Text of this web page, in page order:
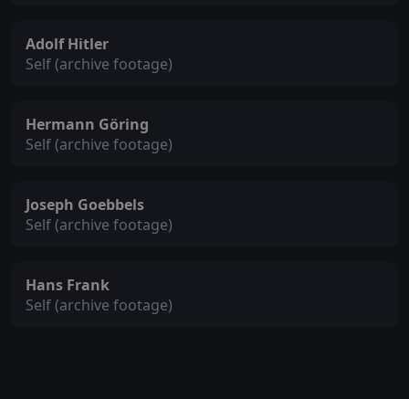
Adolf Hitler
Self (archive footage)
Hermann Göring
Self (archive footage)
Joseph Goebbels
Self (archive footage)
Hans Frank
Self (archive footage)